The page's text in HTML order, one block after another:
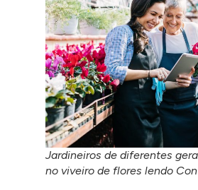
Jardineiros de diferentes
no viveiro de flores lendo